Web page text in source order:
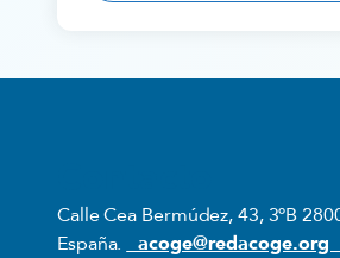
Calle Cea Bermúdez, 43, 3ºB
España.
acoge@redacoge.org